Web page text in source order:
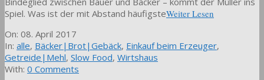
Spiel. Was ist der mit Abstand häufigsteWeiter Lesen
2017-
04-
08
On: 08. April 2017
In: alle, Bäcker|Brot|Gebäck, Einkauf beim Erzeuger,
Getreide|Mehl, Slow Food, Wirtshaus
With: 0 Comments